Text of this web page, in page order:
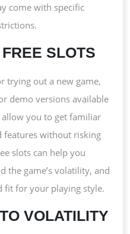
come with specific
SLOTS
trying out a new game,
demo versions available
you to get familiar
features without risking
slots can help you
the game’s volatility, and
fit for your playing style.
VOLATILITY